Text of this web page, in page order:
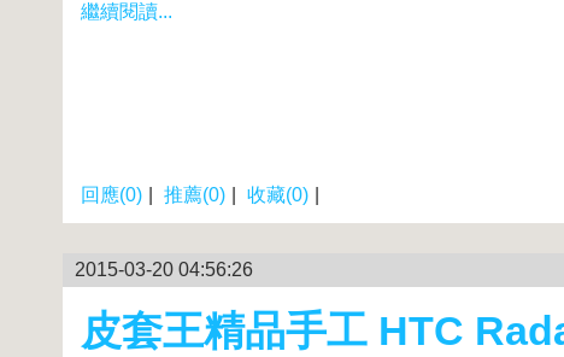
繼續閱讀...
回應(0) 推薦(0) 收藏(0)
2015-03-20 04:56:26
皮套王精品手工 HTC